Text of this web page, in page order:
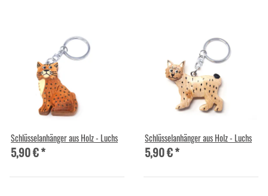
Schlüsselanhänger aus Holz - Luchs
5,90 €*
Schlüsselanhänger aus Holz - Luchs
5,90 €*